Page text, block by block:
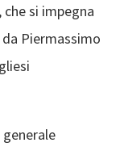
si impegna
Piermassimo